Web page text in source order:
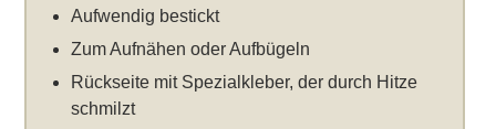
Aufwendig bestickt
Zum Aufnähen oder Aufbügeln
Rückseite mit Spezialkleber, der durch Hitze
schmilzt